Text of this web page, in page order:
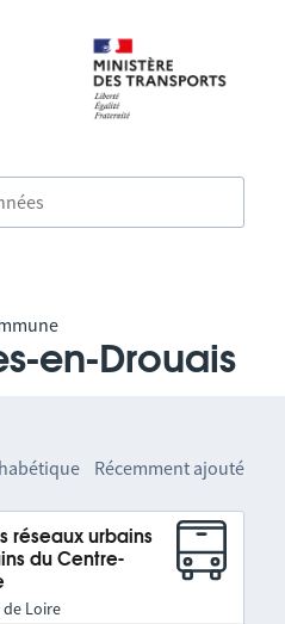
en-Drouais
Récemment ajouté
réseaux urbains
du Centre-
de Loire